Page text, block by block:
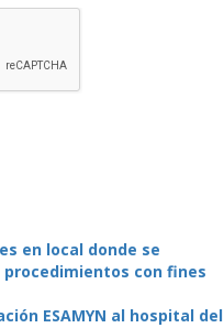
en local donde se
con fines
ESAMYN al hospital del